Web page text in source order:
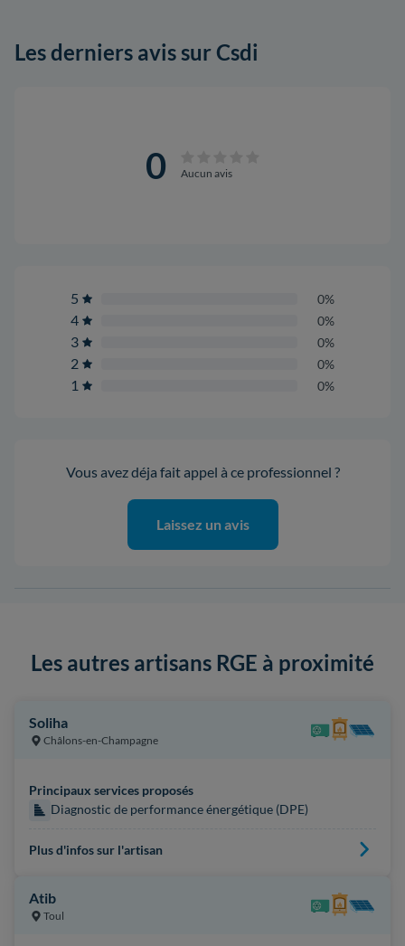
Les derniers avis sur Csdi
0 Aucun avis
5 0%
4 0%
3 0%
2 0%
1 0%
Vous avez déja fait appel à ce professionnel ?
Laissez un avis
Les autres artisans RGE à proximité
Soliha
Châlons-en-Champagne
Principaux services proposés
Diagnostic de performance énergétique (DPE)
Plus d'infos sur l'artisan
Atib
Toul